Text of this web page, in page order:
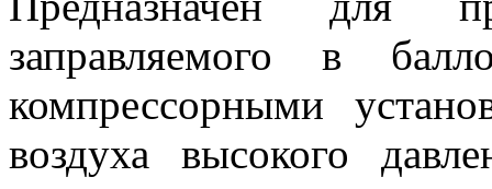
заправляемого в
компрессорными
воздуха высокого